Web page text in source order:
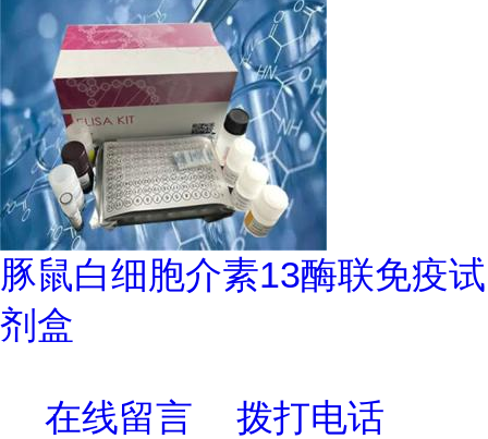
豚鼠白细胞介素13酶联免疫试
剂盒
在线留言 拨打电话